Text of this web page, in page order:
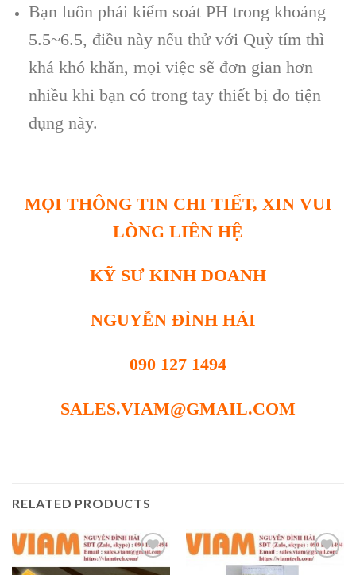
Bạn luôn phải kiểm soát PH trong khoảng
5.5~6.5, điều này nếu thử với Quỳ tím thì
khá khó khăn, mọi việc sẽ đơn gian hơn
nhiều khi bạn có trong tay thiết bị đo tiện
dụng này.
MỌI THÔNG TIN CHI TIẾT, XIN VUI
LÒNG LIÊN HỆ
KỸ SƯ KINH DOANH
NGUYỄN ĐÌNH HẢI
090 127 1494
SALES.VIAM@GMAIL.COM
RELATED PRODUCTS